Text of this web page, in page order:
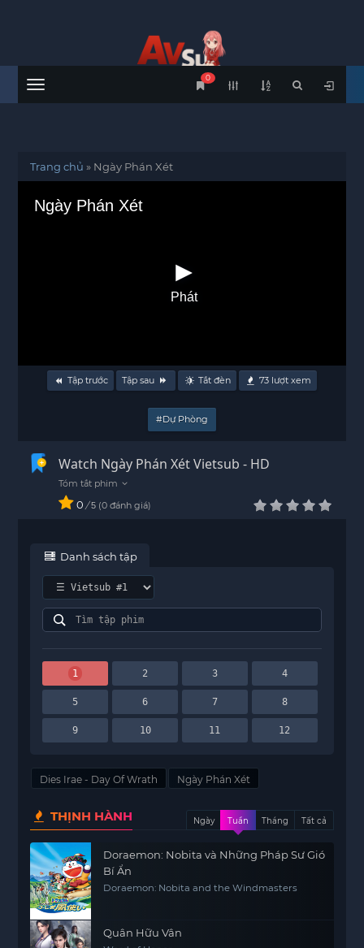
Menu
0
Trang chủ » Ngày Phán Xét
Ngày Phán Xét
Phát
Tập trước Tập sau Tắt đèn 73 lượt xem
#Dự Phòng
Watch Ngày Phán Xét Vietsub - HD
0 / 5 0 đánh giá
Danh sách tập
1 2 3 4
5 6 7 8
9 10 11 12
Dies Irae - Day Of Wrath Ngày Phán Xét
THỊNH HÀNH Ngày Tuần Tháng Tất cả
Doraemon: Nobita và Những Pháp Sư Gió
Bí Ẩn
Doraemon: Nobita and the Windmasters
Quân Hữu Vân